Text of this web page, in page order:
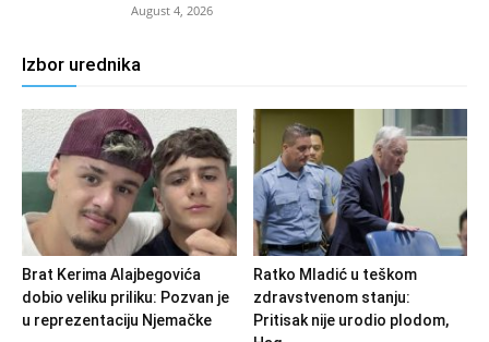
August 4, 2026
Izbor urednika
Brat Kerima Alajbegovića
dobio veliku priliku: Pozvan je
u reprezentaciju Njemačke
Ratko Mladić u teškom
zdravstvenom stanju:
Pritisak nije urodio plodom,